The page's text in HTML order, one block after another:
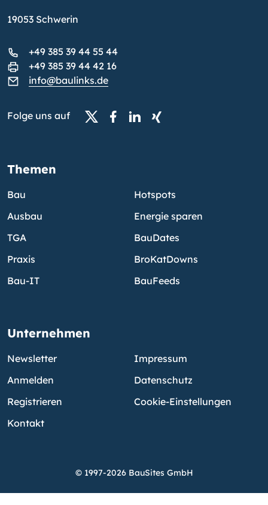
19053 Schwerin
+49 385 39 44 55 44
+49 385 39 44 42 16
info@baulinks.de
Folge uns auf
Themen
Bau
Ausbau
TGA
Praxis
Bau-IT
Hotspots
Energie sparen
BauDates
BroKatDowns
BauFeeds
Unternehmen
Newsletter
Anmelden
Registrieren
Kontakt
Impressum
Datenschutz
Cookie-Einstellungen
© 1997-2026 BauSites GmbH